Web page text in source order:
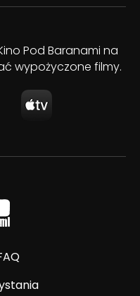
Pod Baranami na
wypożyczone filmy.